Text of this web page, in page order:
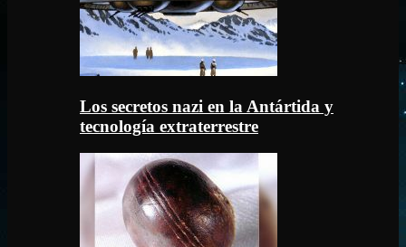
Los secretos nazi en la Antártida y
tecnología extraterrestre